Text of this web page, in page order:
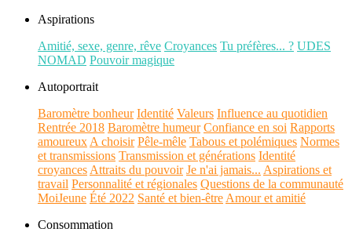
Aspirations
Amitié, sexe, genre, rêve Croyances Tu préfères... ? UDES
NOMAD Pouvoir magique
Autoportrait
Baromètre bonheur Identité Valeurs Influence au quotidien
Rentrée 2018 Baromètre humeur Confiance en soi Rapports
amoureux A choisir Pêle-mêle Tabous et polémiques Normes
et transmissions Transmission et générations Identité
croyances Attraits du pouvoir Je n'ai jamais... Aspirations et
travail Personnalité et régionales Questions de la communauté
MoiJeune Été 2022 Santé et bien-être Amour et amitié
Consommation